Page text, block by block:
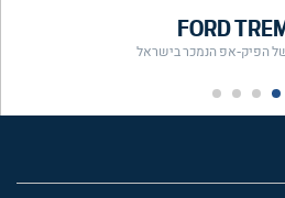
FORD
הפיק-אפ הנמכר בישראל